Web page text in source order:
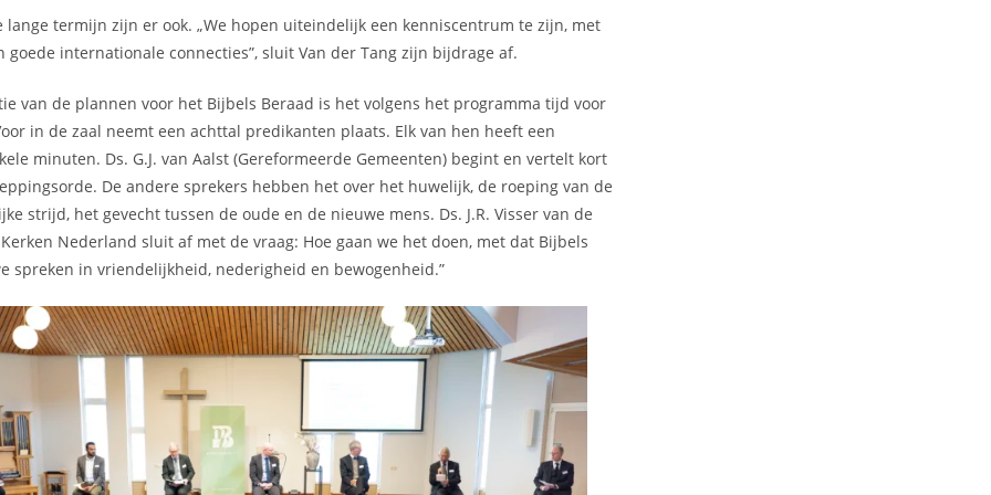
lange termijn zijn er ook. „We hopen uiteindelijk een kenniscentrum te zijn, met
goede internationale connecties”, sluit Van der Tang zijn bijdrage af.
van de plannen voor het Bijbels Beraad is het volgens het programma tijd voor
in de zaal neemt een achttal predikanten plaats. Elk van hen heeft een
minuten. Ds. G.J. van Aalst (Gereformeerde Gemeenten) begint en vertelt kort
De andere sprekers hebben het over het huwelijk, de roeping van de
strijd, het gevecht tussen de oude en de nieuwe mens. Ds. J.R. Visser van de
Nederland sluit af met de vraag: Hoe gaan we het doen, met dat Bijbels
spreken in vriendelijkheid, nederigheid en bewogenheid.”